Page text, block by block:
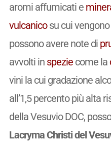
aromi affumicati e
vulcanicosu cui
possono avere note di
avvolti in speziecome la
vini la cui gradazione
all’1,5 percento più alta
della Vesuvio DOC,
Lacryma Christi del